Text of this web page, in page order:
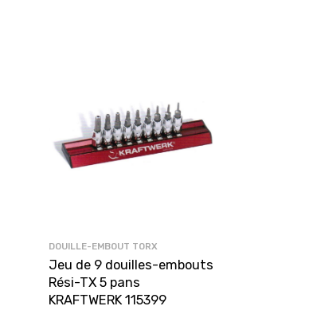
DOUILLE-EMBOUT TORX
Jeu de 9 douilles-embouts
Rési-TX 5 pans
KRAFTWERK 115399